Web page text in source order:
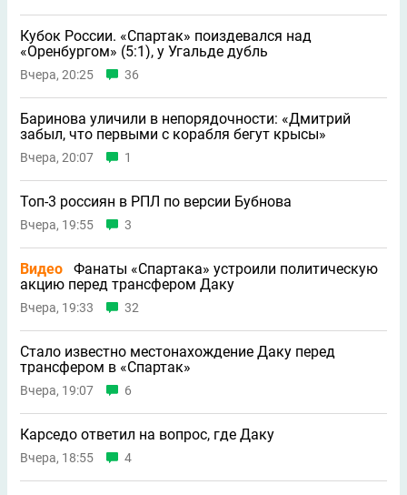
Кубок России. «Спартак» поиздевался над
«Оренбургом» (5:1), у Угальде дубль
Вчера, 20:25 36
Баринова уличили в непорядочности: «Дмитрий
забыл, что первыми с корабля бегут крысы»
Вчера, 20:07 1
Топ-3 россиян в РПЛ по версии Бубнова
Вчера, 19:55 3
Видео
Фанаты «Спартака» устроили политическую
акцию перед трансфером Даку
Вчера, 19:33 32
Стало известно местонахождение Даку перед
трансфером в «Спартак»
Вчера, 19:07 6
Карседо ответил на вопрос, где Даку
Вчера, 18:55 4